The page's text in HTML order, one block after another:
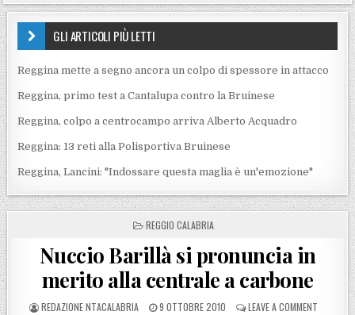
GLI ARTICOLI PIÙ LETTI
Reggina mette a segno ancora un colpo di spessore in attacco
Reggina, primo test a Cantalupa contro la Bruinese
Reggina, colpo a centrocampo arriva Alberto Acquadro
Reggina: 13 reti alla Polisportiva Bruinese
Reggina, Lancini: "Indossare questa maglia è un'emozione"
POSTED IN
REGGIO CALABRIA
Nuccio Barillà si pronuncia in
merito alla centrale a carbone
POSTED BY
REDAZIONE NTACALABRIA POSTED ON
9 OTTOBRE 2010 LEAVE A COMMENT ON